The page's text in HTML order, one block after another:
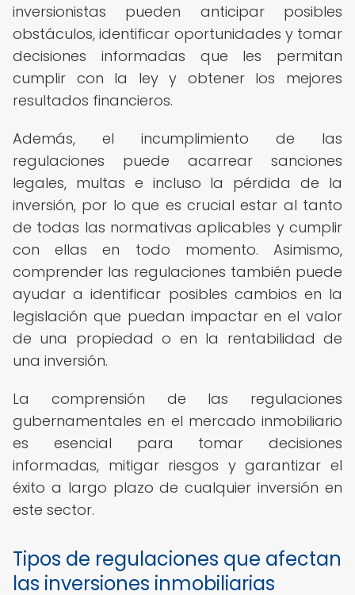
inversionistas pueden anticipar posibles
obstáculos, identificar oportunidades y tomar
decisiones informadas que les permitan
cumplir con la ley y obtener los mejores
resultados financieros.
Además, el incumplimiento de las
regulaciones puede acarrear sanciones
legales, multas e incluso la pérdida de la
inversión, por lo que es crucial estar al tanto
de todas las normativas aplicables y cumplir
con ellas en todo momento. Asimismo,
comprender las regulaciones también puede
ayudar a identificar posibles cambios en la
legislación que puedan impactar en el valor
de una propiedad o en la rentabilidad de
una inversión.
La comprensión de las regulaciones
gubernamentales en el mercado inmobiliario
es esencial para tomar decisiones
informadas, mitigar riesgos y garantizar el
éxito a largo plazo de cualquier inversión en
este sector.
Tipos de regulaciones que afectan
las inversiones inmobiliarias